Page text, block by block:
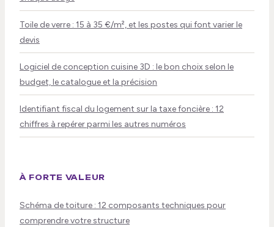
Toile de verre : 15 à 35 €/m², et les postes qui font varier le
devis
Logiciel de conception cuisine 3D : le bon choix selon le
budget, le catalogue et la précision
Identifiant fiscal du logement sur la taxe foncière : 12
chiffres à repérer parmi les autres numéros
À FORTE VALEUR
Schéma de toiture : 12 composants techniques pour
comprendre votre structure